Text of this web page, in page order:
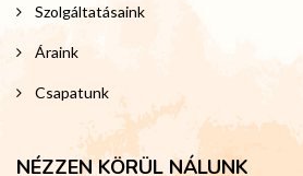
Szolgáltatásaink
Áraink
Csapatunk
NÉZZEN KÖRÜL NÁLUNK